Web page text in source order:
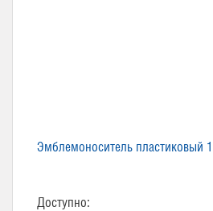
Эмблемоноситель пластиковый
Доступно: